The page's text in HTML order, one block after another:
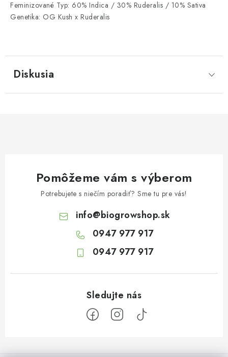
Feminizované Typ: 60% Indica / 30% Ruderalis / 10% Sativa
Genetika: OG Kush x Ruderalis
Diskusia
Pomôžeme vám s výberom
Potrebujete s niečím poradiť? Sme tu pre vás!
info@biogrowshop.sk
0947 977 917
0947 977 917